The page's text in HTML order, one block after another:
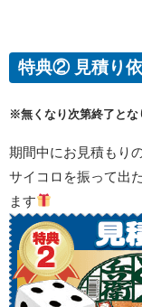
特典② 見積り依
※無くなり次第終了とな
期間中にお見積もり
サイコロを振って出
ます